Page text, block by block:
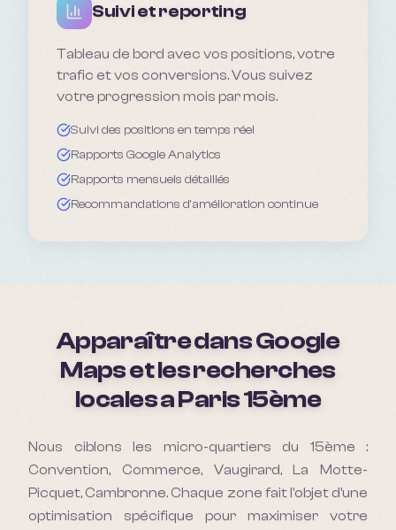
Suivi et reporting
Tableau de bord avec vos positions, votre
trafic et vos conversions. Vous suivez
votre progression mois par mois.
Suivi des positions en temps réel
Rapports Google Analytics
Rapports mensuels détaillés
Recommandations d'amélioration continue
Apparaître dans Google
Maps et les recherches
locales aParis 15ème
Nous ciblons les micro-quartiers du 15ème :
Convention, Commerce, Vaugirard, La Motte-
Picquet, Cambronne. Chaque zone fait l'objet d'une
optimisation spécifique pour maximiser votre